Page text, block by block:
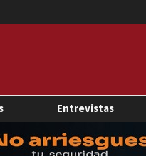
Entrevistas